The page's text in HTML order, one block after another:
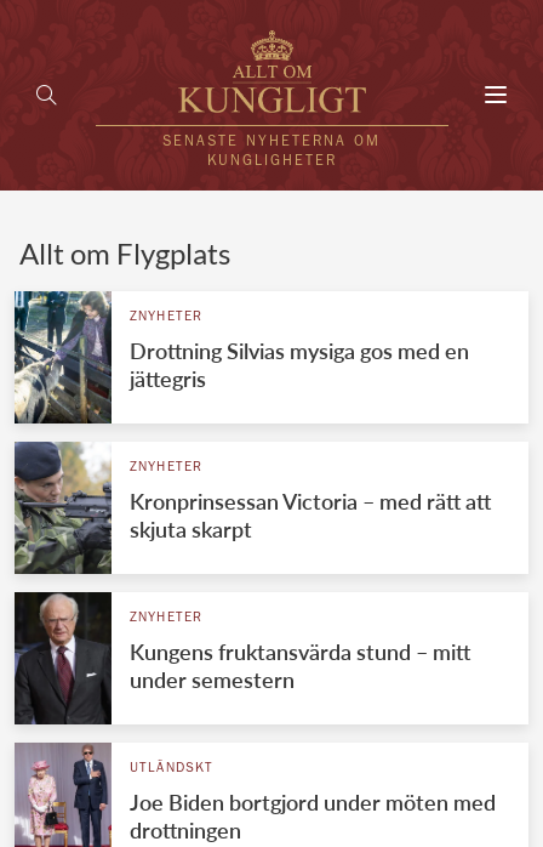
SENASTE NYHETERNA OM
KUNGLIGHETER
UTLÄNDSKT
VÄRLDENS KUNGAHUS
Svenska kungahuset
Brittiska kungahuset
Danska kungahuset
Jordanska kungahuset
Luxemburgska storhertighuset
REDAKTION
Allt om Flygplats
ZNYHETER
Drottning Silvias mysiga gos med en
jättegris
ZNYHETER
Kronprinsessan Victoria – med rätt att
skjuta skarpt
ZNYHETER
Kungens fruktansvärda stund – mitt
under semestern
UTLÄNDSKT
Joe Biden bortgjord under möten med
drottningen